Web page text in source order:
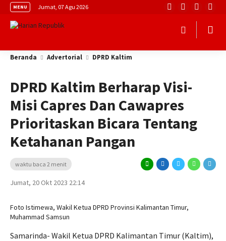
MENU Jumat, 07 Agu 2026
Beranda Advertorial DPRD Kaltim
DPRD Kaltim Berharap Visi-
Misi Capres Dan Cawapres
Prioritaskan Bicara Tentang
Ketahanan Pangan
waktu baca 2 menit
Jumat, 20 Okt 2023 22:14
Foto Istimewa, Wakil Ketua DPRD Provinsi Kalimantan Timur,
Muhammad Samsun
Samarinda- Wakil Ketua DPRD Kalimantan Timur (Kaltim),